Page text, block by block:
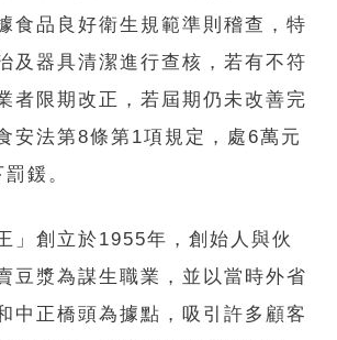
食品良好衛生規範準則稽查，特
及器具清潔進行查核，若有不符
者限期改正，若屆期仍未改善完
安法第8條第1項規定，處6萬元
鍰。
」創立於1955年，創始人與伙
豆漿為謀生職業，並以當時外省
中正橋頭為據點，吸引許多顧客